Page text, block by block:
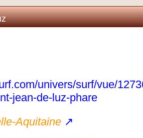
univers/surf/vue/
jean-de-luz-phare
Aquitaine ↗